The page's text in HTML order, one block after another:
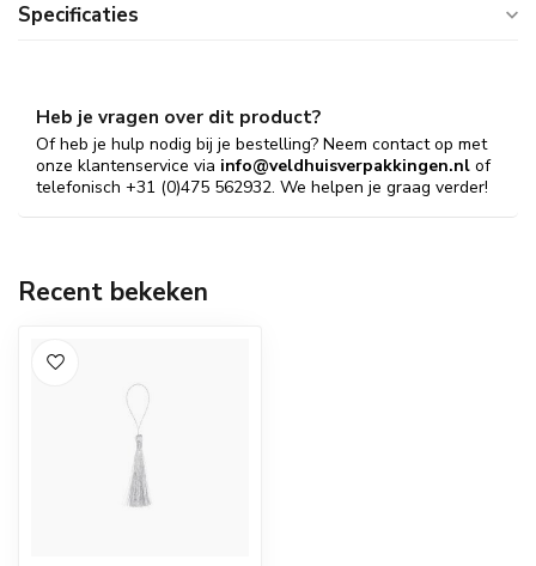
Specificaties
Heb je vragen over dit product?
Of heb je hulp nodig bij je bestelling? Neem contact op met
onze klantenservice via info@veldhuisverpakkingen.nl of
telefonisch +31 (0)475 562932. We helpen je graag verder!
Recent bekeken